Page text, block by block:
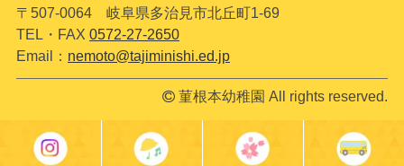
〒507-0064 岐阜県多治見市北丘町1-69
TEL・FAX 0572-27-2650
Email： nemoto@tajiminishi.ed.jp
菫根本幼稚園 All rights reserved.